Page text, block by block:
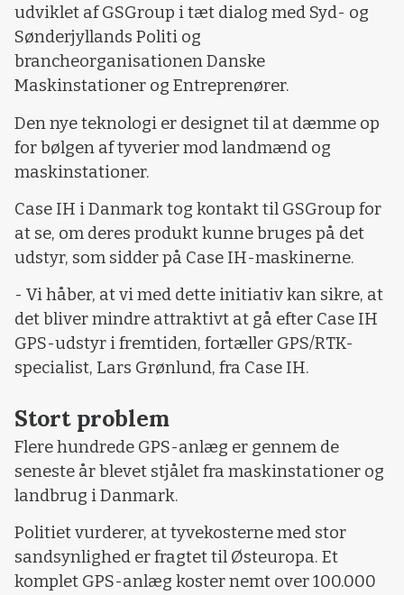
udviklet af GSGroup i tæt dialog med Syd- og
Sønderjyllands Politi og
brancheorganisationen Danske
Maskinstationer og Entreprenører.
Den nye teknologi er designet til at dæmme op
for bølgen af tyverier mod landmænd og
maskinstationer.
Case IH i Danmark tog kontakt til GSGroup for
at se, om deres produkt kunne bruges på det
udstyr, som sidder på Case IH-maskinerne.
- Vi håber, at vi med dette initiativ kan sikre, at
det bliver mindre attraktivt at gå efter Case IH
GPS-udstyr i fremtiden, fortæller GPS/RTK-
specialist, Lars Grønlund, fra Case IH.
Stort problem
Flere hundrede GPS-anlæg er gennem de
seneste år blevet stjålet fra maskinstationer og
landbrug i Danmark.
Politiet vurderer, at tyvekosterne med stor
sandsynlighed er fragtet til Østeuropa. Et
komplet GPS-anlæg koster nemt over 100.000